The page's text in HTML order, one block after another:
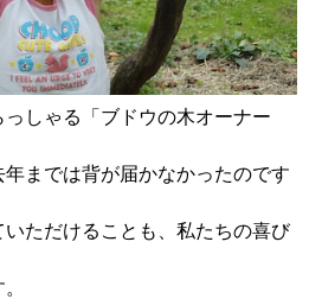
しゃる「ブドウの木オーナー
までは背が届かなかったのです
ただけることも、私たちの喜び